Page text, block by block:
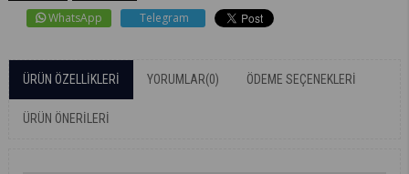
WhatsApp Telegram
ÜRÜN ÖZELLIKLERI YORUMLAR(0) ÖDEME SEÇENEKLERI
ÜRÜN ÖNERILERI